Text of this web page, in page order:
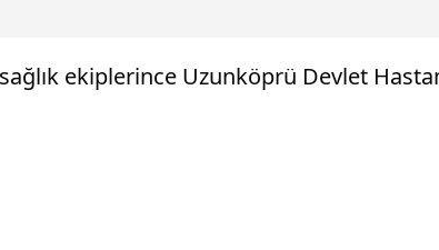
ekiplerince Uzunköprü Devlet